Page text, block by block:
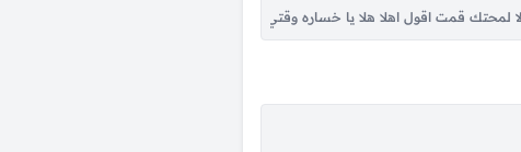
واقول انا عمري من رحت لين اليوم ابكي على دارك ودمع اشتياقي لك من غيبتك
قمت اقول اهلا هلا يا خساره وقتي اللي يحتريك كنت احسبك فارق عن هالملا